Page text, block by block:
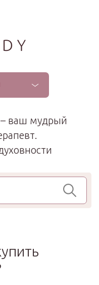
– ваш мудрый